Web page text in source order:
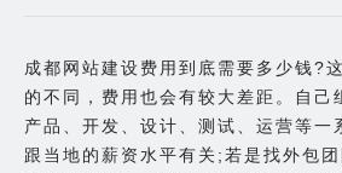
只为在数字世界
出色的你
成都网站建设费用到底需要多少钱?
的不同，费用也会有较大差距。自己
产品、开发、设计、测试、运营等一
跟当地的薪资水平有关;若是找外包